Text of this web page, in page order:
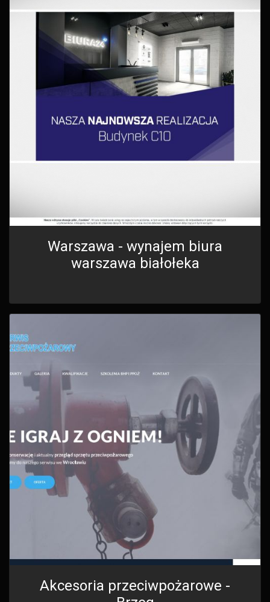
Warszawa - wynajem biura
warszawa białołeka
Akcesoria przeciwpożarowe -